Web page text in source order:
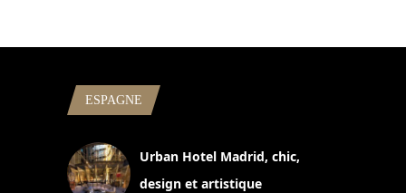
ESPAGNE
Urban Hotel Madrid, chic,
design et artistique